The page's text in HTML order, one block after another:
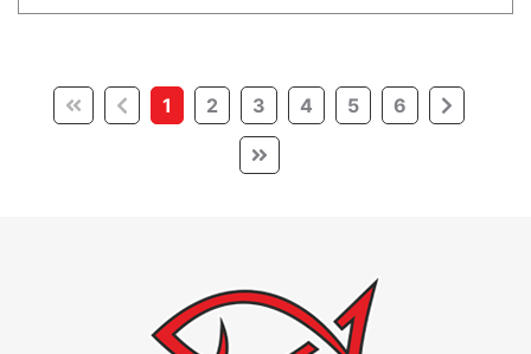
1 (current)
2 3 4 5 6